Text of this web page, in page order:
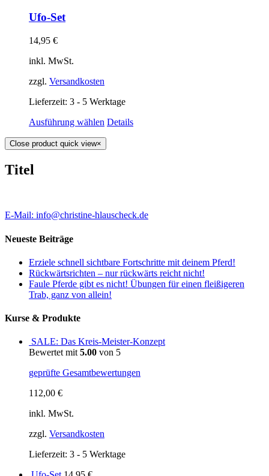
Ufo-Set
14,95 €
inkl. MwSt.
zzgl. Versandkosten
Lieferzeit: 3 - 5 Werktage
Ausführung wählen Details
Close product quick view×
Titel
E-Mail: info@christine-hlauscheck.de
Neueste Beiträge
Erziele schnell sichtbare Fortschritte mit deinem Pferd!
Rückwärtsrichten – nur rückwärts reicht nicht!
Faule Pferde gibt es nicht! Übungen für einen fleißigeren
Trab, ganz von allein!
Kurse & Produkte
SALE: Das Kreis-Meister-Konzept
Bewertet mit5.00 von 5
geprüfte Gesamtbewertungen
112,00 €
inkl. MwSt.
zzgl. Versandkosten
Lieferzeit: 3 - 5 Werktage